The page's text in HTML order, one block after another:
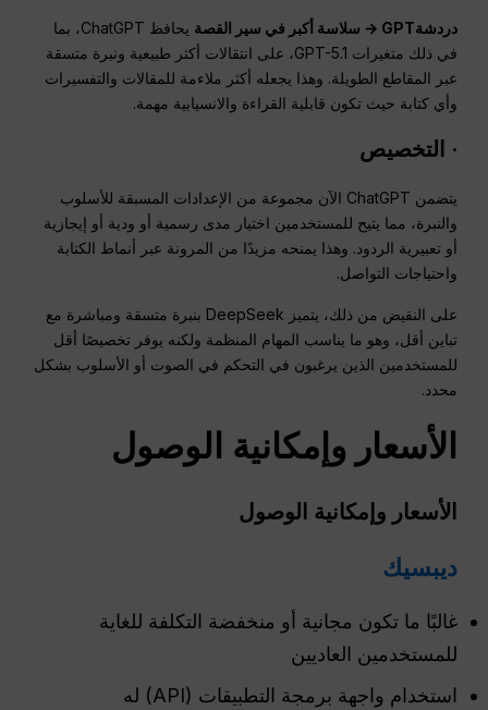
دردشةGPT → سلاسة أكبر في سير القصة
يحافظ ChatGPT، بما
في ذلك متغيرات GPT-5.1، على انتقالات أكثر طبيعية ونبرة متسقة
عبر المقاطع الطويلة. وهذا يجعله أكثر ملاءمة للمقالات والتفسيرات
وأي كتابة حيث تكون قابلية القراءة والانسيابية مهمة.
· التخصيص
يتضمن ChatGPT الآن مجموعة من الإعدادات المسبقة للأسلوب
والنبرة، مما يتيح للمستخدمين اختيار مدى رسمية أو ودية أو إيجازية
أو تعبيرية الردود. وهذا يمنحه مزيدًا من المرونة عبر أنماط الكتابة
واحتياجات التواصل.
على النقيض من ذلك، يتميز DeepSeek بنبرة متسقة ومباشرة مع
تباين أقل، وهو ما يناسب المهام المنظمة ولكنه يوفر تخصيصًا أقل
للمستخدمين الذين يرغبون في التحكم في الصوت أو الأسلوب بشكل
محدد.
الأسعار وإمكانية الوصول
الأسعار وإمكانية الوصول
ديبسيك
غالبًا ما تكون مجانية أو منخفضة التكلفة للغاية
للمستخدمين العاديين
استخدام واجهة برمجة التطبيقات (API) له